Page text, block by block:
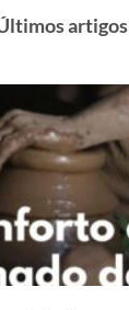
artigos